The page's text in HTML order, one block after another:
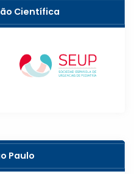
Científica
Paulo